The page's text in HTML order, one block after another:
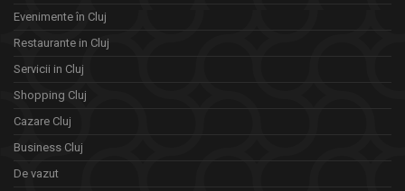
Evenimente în Cluj
Restaurante in Cluj
Servicii in Cluj
Shopping Cluj
Cazare Cluj
Business Cluj
De vazut